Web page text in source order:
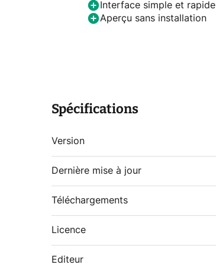
Interface simple et rapide
Aperçu sans installation
Spécifications
Version
Dernière mise à jour
Téléchargements
Licence
Editeur